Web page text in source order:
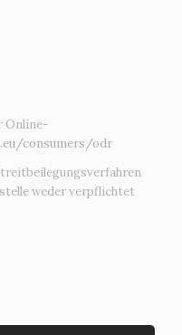
Online-
consumers/odr
weder verpflichtet